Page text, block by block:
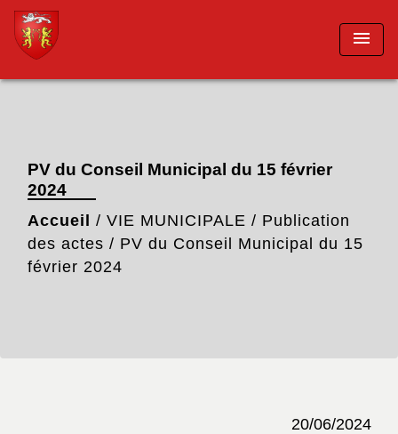
menu
PV du Conseil Municipal du 15 février
2024
Accueil / VIE MUNICIPALE / Publication
des actes / PV du Conseil Municipal du 15
février 2024
20/06/2024